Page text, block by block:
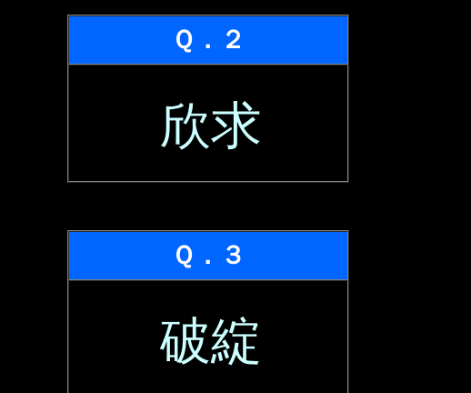
Ｑ．２
欣求
Ｑ．３
破綻